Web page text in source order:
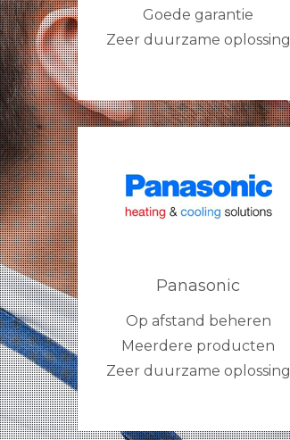
Goede garantie
Zeer duurzame oplossing
Panasonic
Op afstand beheren
Meerdere producten
Zeer duurzame oplossing